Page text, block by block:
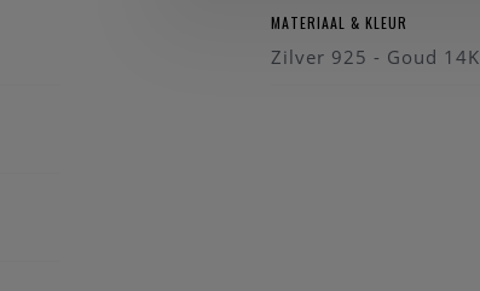
MATERIAAL & KLEUR
Zilver 925 - Goud 14K